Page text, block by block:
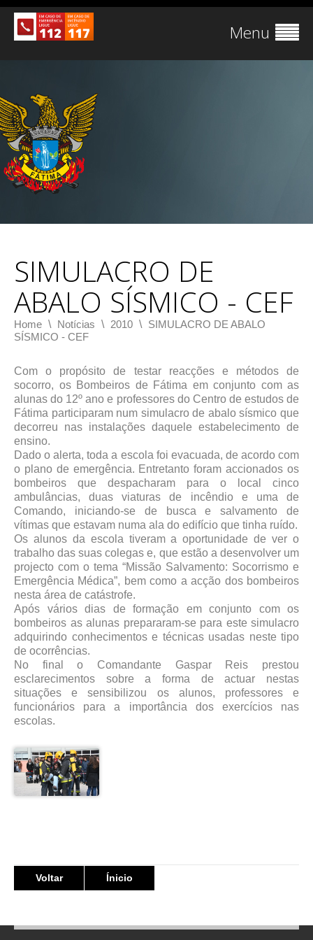
Menu
SIMULACRO DE
ABALO SÍSMICO - CEF
Home \ Notícias \ 2010 \ SIMULACRO DE ABALO
SÍSMICO - CEF
Com o propósito de testar reacções e métodos de
socorro, os Bombeiros de Fátima em conjunto com as
alunas do 12º ano e professores do Centro de estudos de
Fátima participaram num simulacro de abalo sísmico que
decorreu nas instalações daquele estabelecimento de
ensino.
Dado o alerta, toda a escola foi evacuada, de acordo com
o plano de emergência. Entretanto foram accionados os
bombeiros que despacharam para o local cinco
ambulâncias, duas viaturas de incêndio e uma de
Comando, iniciando-se de busca e salvamento de
vítimas que estavam numa ala do edifício que tinha ruído.
Os alunos da escola tiveram a oportunidade de ver o
trabalho das suas colegas e, que estão a desenvolver um
projecto com o tema “Missão Salvamento: Socorrismo e
Emergência Médica”, bem como a acção dos bombeiros
nesta área de catástrofe.
Após vários dias de formação em conjunto com os
bombeiros as alunas prepararam-se para este simulacro
adquirindo conhecimentos e técnicas usadas neste tipo
de ocorrências.
No final o Comandante Gaspar Reis prestou
esclarecimentos sobre a forma de actuar nestas
situações e sensibilizou os alunos, professores e
funcionários para a importância dos exercícios nas
escolas.
Voltar Ínicio